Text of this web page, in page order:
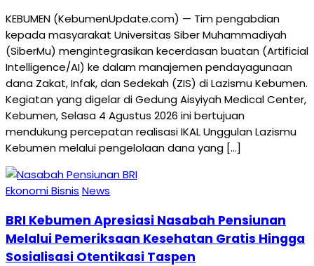
KEBUMEN (KebumenUpdate.com) — Tim pengabdian
kepada masyarakat Universitas Siber Muhammadiyah
(SiberMu) mengintegrasikan kecerdasan buatan (Artificial
Intelligence/AI) ke dalam manajemen pendayagunaan
dana Zakat, Infak, dan Sedekah (ZIS) di Lazismu Kebumen.
Kegiatan yang digelar di Gedung Aisyiyah Medical Center,
Kebumen, Selasa 4 Agustus 2026 ini bertujuan
mendukung percepatan realisasi IKAL Unggulan Lazismu
Kebumen melalui pengelolaan dana yang […]
Ekonomi Bisnis News
BRI Kebumen Apresiasi Nasabah Pensiunan
Melalui Pemeriksaan Kesehatan Gratis Hingga
Sosialisasi Otentikasi Taspen